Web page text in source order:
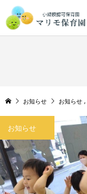
お知らせ お知らせ ,
お知らせ